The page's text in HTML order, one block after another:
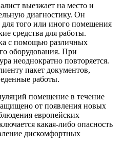
выезжает на место и
диагностику. Он
того или иного помещения
средства для работы.
с помощью различных
оборудования. При
неоднократно повторяется.
пакет документов,
работы.
помещение в течение
от появления новых
европейских
какая-либо опасность
дискомфортных